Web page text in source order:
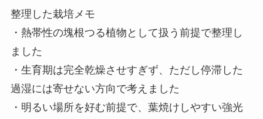
整理した栽培メモ
・熱帯性の塊根つる植物として扱う前提で整理し
ました
・生育期は完全乾燥させすぎず、ただし停滞した
過湿には寄せない方向で考えました
・明るい場所を好む前提で、葉焼けしやすい強光